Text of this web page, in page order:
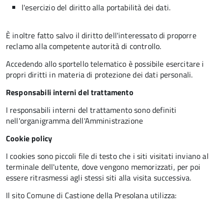
l'esercizio del diritto alla portabilità dei dati.
È inoltre fatto salvo il diritto dell'interessato di proporre
reclamo alla competente autorità di controllo.
Accedendo allo sportello telematico è possibile esercitare i
propri diritti in materia di protezione dei dati personali.
Responsabili interni del trattamento
I responsabili interni del trattamento sono definiti
nell'organigramma dell'Amministrazione
Cookie policy
I cookies sono piccoli file di testo che i siti visitati inviano al
terminale dell'utente, dove vengono memorizzati, per poi
essere ritrasmessi agli stessi siti alla visita successiva.
Il sito Comune di Castione della Presolana utilizza: